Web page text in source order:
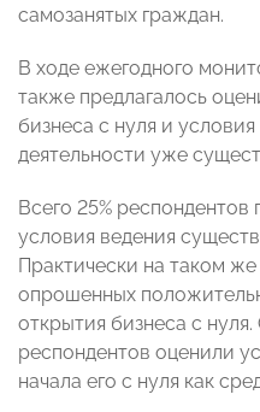
самозанятых граждан.
В ходе ежегодного
также предлагалось
бизнеса с нуля и
деятельности уже
Всего 25%
условия ведения
Практически на таком
опрошенных
открытия бизнеса с нуля.
респондентов оценили
начала его с нуля как